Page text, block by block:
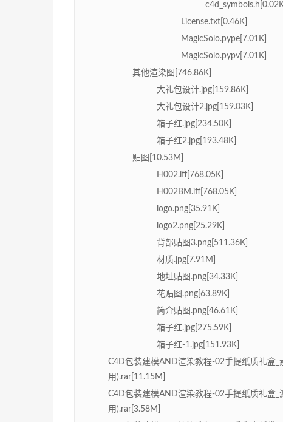
License.txt[0.46K]
MagicSolo.pype[7.01K]
MagicSolo.pypv[7.01K]
其他渲染图[746.86K]
大礼包设计.jpg[159.86K]
大礼包设计2.jpg[159.03K]
箱子红.jpg[234.50K]
箱子红2.jpg[193.48K]
贴图[10.53M]
H002.iff[768.05K]
H002BM.iff[768.05K]
logo.png[35.91K]
logo2.png[25.29K]
背部贴图3.png[511.36K]
材质.jpg[7.91M]
地址贴图.png[34.33K]
花贴图.png[63.89K]
简介贴图.png[46.61K]
箱子红.jpg[275.59K]
箱子红-1.jpg[151.93K]
C4D包装建模AND渲染教程-02手提纸质礼盒
用).rar[11.15M]
C4D包装建模AND渲染教程-02手提纸质礼盒
用).rar[3.58M]